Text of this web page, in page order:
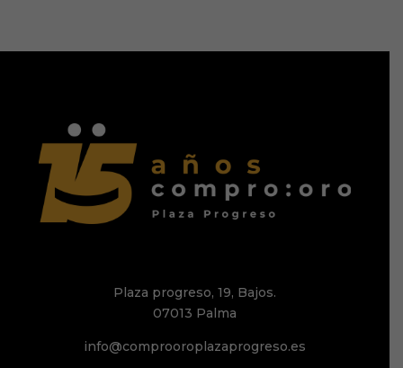
Plaza progreso, 19, Bajos.
07013 Palma
info@comprooroplazaprogreso.es